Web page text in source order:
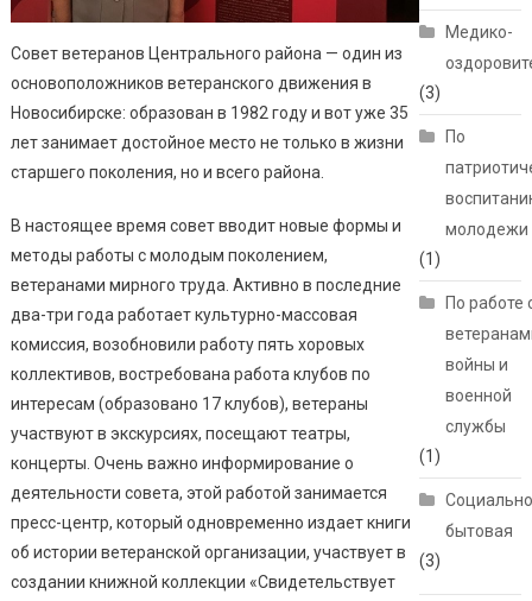
Совет ветеранов Центрального района — один из
основоположников ветеранского движения в
Новосибирске: образован в 1982 году и вот уже 35
лет занимает достойное место не только в жизни
старшего поколения, но и всего района.
В настоящее время совет вводит новые формы и
методы работы с молодым поколением,
ветеранами мирного труда. Активно в последние
два-три года работает культурно-массовая
комиссия, возобновили работу пять хоровых
коллективов, востребована работа клубов по
интересам (образовано 17 клубов), ветераны
участвуют в экскурсиях, посещают театры,
концерты. Очень важно информирование о
деятельности совета, этой работой занимается
пресс-центр, который одновременно издает книги
об истории ветеранской организации, участвует в
создании книжной коллекции «Свидетельствует
Медико-
(3)
По
молодежи
(1)
По работе
войны и
военной
службы
(1)
бытовая
(3)